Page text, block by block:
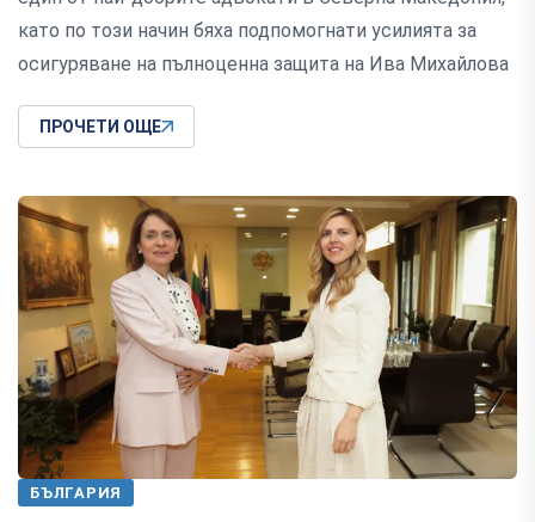
като по този начин бяха подпомогнати усилията за
осигуряване на пълноценна защита на Ива Михайлова
ПРОЧЕТИ ОЩЕ
БЪЛГАРИЯ